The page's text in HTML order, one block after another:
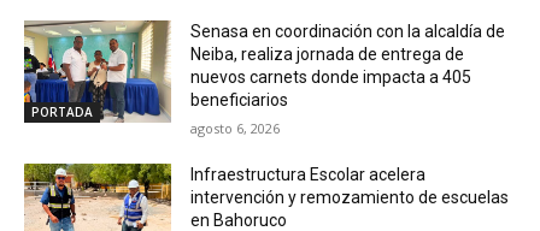
PORTADA
Senasa en coordinación con la alcaldía de
Neiba, realiza jornada de entrega de
nuevos carnets donde impacta a 405
beneficiarios
agosto 6, 2026
Infraestructura Escolar acelera
intervención y remozamiento de escuelas
en Bahoruco